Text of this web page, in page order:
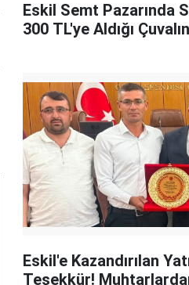
Eskil Semt Pazarında
300 TL'ye Aldığı
Eskil'e Kazandırılan
Teşekkür!